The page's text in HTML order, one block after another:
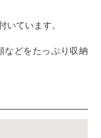
ています。
などをたっぷり収納